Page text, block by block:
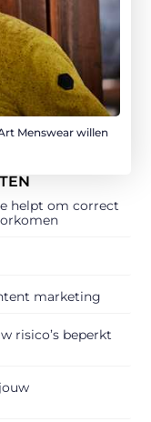
Menswear willen
helpt om correct
marketing
risico’s beperkt